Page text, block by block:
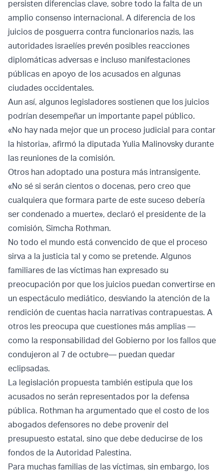
persisten diferencias clave, sobre todo la falta de un
amplio consenso internacional. A diferencia de los
juicios de posguerra contra funcionarios nazis, las
autoridades israelíes prevén posibles reacciones
diplomáticas adversas e incluso manifestaciones
públicas en apoyo de los acusados en algunas
ciudades occidentales.
Aun así, algunos legisladores sostienen que los juicios
podrían desempeñar un importante papel público.
«No hay nada mejor que un proceso judicial para contar
la historia», afirmó la diputada Yulia Malinovsky durante
las reuniones de la comisión.
Otros han adoptado una postura más intransigente.
«No sé si serán cientos o docenas, pero creo que
cualquiera que formara parte de este suceso debería
ser condenado a muerte», declaró el presidente de la
comisión, Simcha Rothman.
No todo el mundo está convencido de que el proceso
sirva a la justicia tal y como se pretende. Algunos
familiares de las víctimas han expresado su
preocupación por que los juicios puedan convertirse en
un espectáculo mediático, desviando la atención de la
rendición de cuentas hacia narrativas contrapuestas. A
otros les preocupa que cuestiones más amplias —
como la responsabilidad del Gobierno por los fallos que
condujeron al 7 de octubre— puedan quedar
eclipsadas.
La legislación propuesta también estipula que los
acusados no serán representados por la defensa
pública. Rothman ha argumentado que el costo de los
abogados defensores no debe provenir del
presupuesto estatal, sino que debe deducirse de los
fondos de la Autoridad Palestina.
Para muchas familias de las víctimas, sin embargo, los